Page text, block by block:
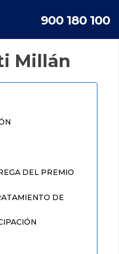
900 180 100
Millán
DEL PREMIO
DE